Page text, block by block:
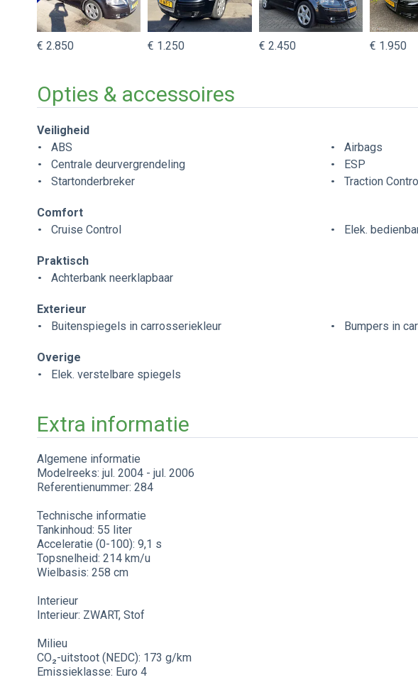
€ 2.850 € 1.250 € 2.450 € 1.950
Opties & accessoires
Veiligheid
ABS
Airbags
Centrale deurvergrendeling
ESP
Startonderbreker
Traction
Comfort
Cruise Control
Elek.
Praktisch
Achterbank neerklapbaar
Exterieur
Buitenspiegels in carrosseriekleur
Bumpers in
Overige
Elek. verstelbare spiegels
Extra informatie
Algemene informatie
Modelreeks: jul. 2004 - jul. 2006
Referentienummer: 284
Technische informatie
Tankinhoud: 55 liter
Acceleratie (0-100): 9,1 s
Topsnelheid: 214 km/u
Wielbasis: 258 cm
Interieur
Interieur: ZWART, Stof
Milieu
CO₂-uitstoot (NEDC): 173 g/km
Emissieklasse: Euro 4